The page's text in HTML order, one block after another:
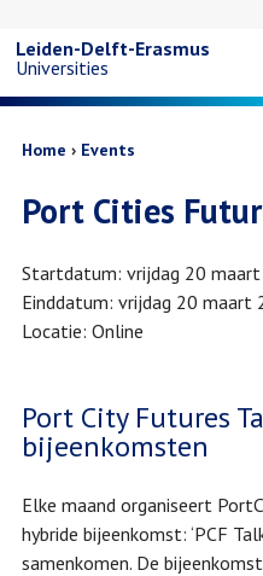
naar
inhoud
gaan
Leiden-Delft-Erasmus
Universities
Kruimelpad
Home Events
Port Cities
Startdatum vrijdag 20
Einddatum vrijdag 20 maart
Locatie Online
Port City Futures
bijeenkomsten
Elke maand organiseert
hybride bijeenkomst: ‘PCF
samenkomen. De